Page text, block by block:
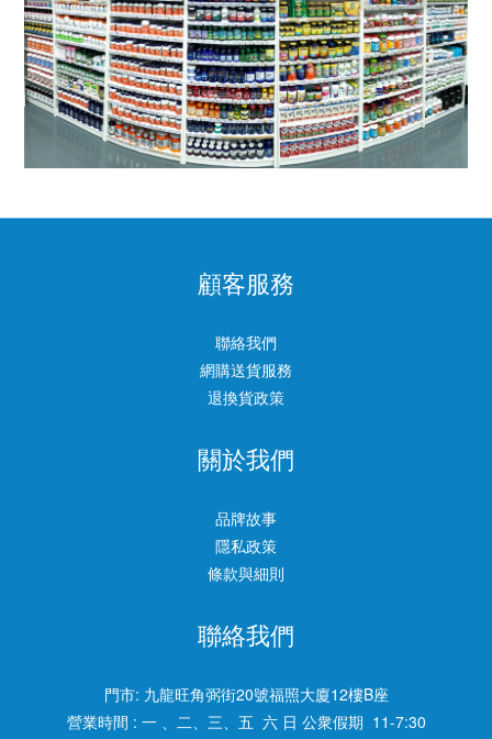
顧客服務
聯絡我們
網購送貨服務
退換貨政策
關於我們
品牌故事
隱私政策
條款與細則
聯絡我們
門市: 九龍旺角弼街20號福照大廈12樓B座
營業時間 : 一 、二、三、五 六 日 公衆假期 11-7:30